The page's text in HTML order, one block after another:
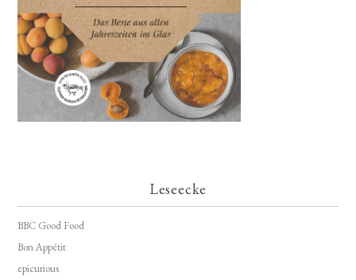
Leseecke
BBC Good Food
Bon Appétit
epicurious